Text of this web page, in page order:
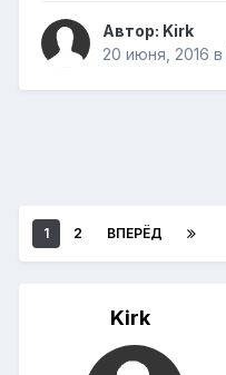
Автор: Kirk
20 июня, 2016 в
1 2 ВПЕРЁД
Kirk